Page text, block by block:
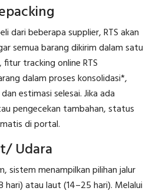
dari beberapa supplier, RTS akan
semua barang dikirim dalam satu
tracking online RTS
dalam proses konsolidasi*,
estimasi selesai. Jika ada
pengecekan tambahan, status
di portal.
Udara
sistem menampilkan pilihan jalur
atau laut (14–25 hari). Melalui